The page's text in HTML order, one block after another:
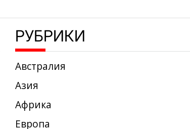
РУБРИКИ
Австралия
Азия
Африка
Европа